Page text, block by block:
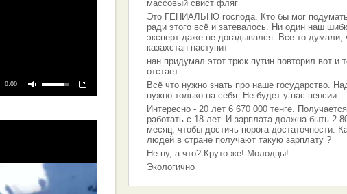
0:00
массовый свист фляг
Это ГЕНИАЛЬНО господа. Кто бы мог
ради этого всё и затевалось. Ни один наш
эксперт даже не догадывался. Все то думали,
казахстан наступит
нан придумал этот трюк путин повторил вот и
отстает
Всё что нужно знать про наше государство.
нужно только на себя. Не будет у нас пенсии.
Интересно - 20 лет 6 670 000 тенге.
работать с 18 лет. И зарплата должна быть 2
месяц, чтобы достичь порога достаточности.
людей в стране получают такую зарплату ?
Не ну, а что? Круто же! Молодцы!
Экологично